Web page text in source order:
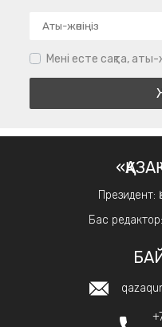
Мені есте сақта, аты-
Бас